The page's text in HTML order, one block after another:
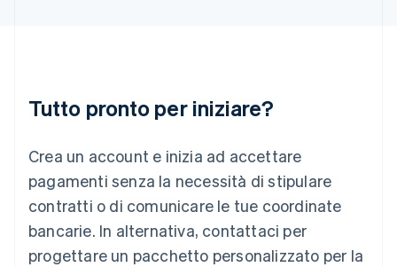
Tutto pronto per iniziare?
Crea un account e inizia ad accettare
pagamenti senza la necessità di stipulare
contratti o di comunicare le tue coordinate
bancarie. In alternativa, contattaci per
progettare un pacchetto personalizzato per la
English
FrançaisDeutschEnglish
English简体中文
Malta
English
Messico
Español English